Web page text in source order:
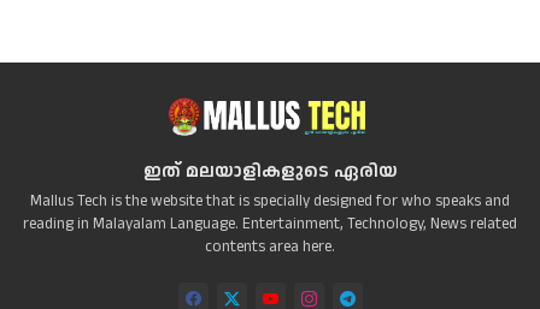
ഇത് മലയാളികളുടെ ഏരിയ
Mallus Tech is the website that is specially designed for who speaks and
reading in Malayalam Language. Entertainment, Technology, News related
contents area here.